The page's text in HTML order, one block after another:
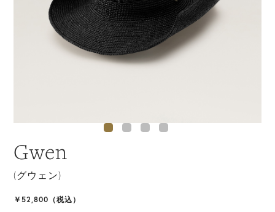
Gwen
(グウェン)
￥52,800（税込）